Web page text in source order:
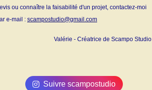
ou connaître la faisabilité d'un projet, contactez-moi
e-mail : scampostudio@gmail.com
Valérie - Créatrice de Scampo Studio
Suivre scampostudio